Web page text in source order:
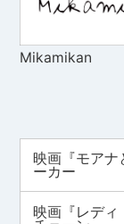
Mikamikan
映画『モアナ
ーカー
映画『レディ